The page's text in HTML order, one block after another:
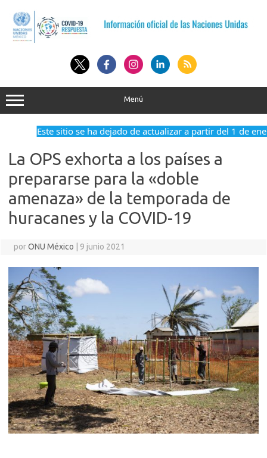
contenido
Menú
Este sitio se ha dejado de actualizar a partir del 1 de
La OPS exhorta a los países a
prepararse para la «doble
amenaza» de la temporada de
huracanes y la COVID-19
porONU México 9 junio 2021